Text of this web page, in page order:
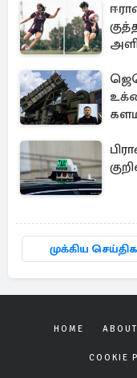
முக்கிய
HOME ABOUT
COOKIE